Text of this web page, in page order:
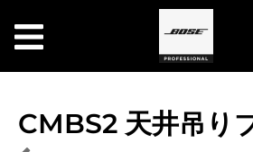
CMBS2 天井吊り